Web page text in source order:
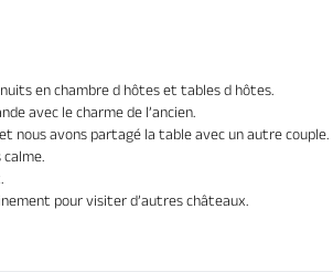
en chambre d hôtes et tables d hôtes.
avec le charme de l’ancien.
nous avons partagé la table avec un autre couple.
pour visiter d’autres châteaux.